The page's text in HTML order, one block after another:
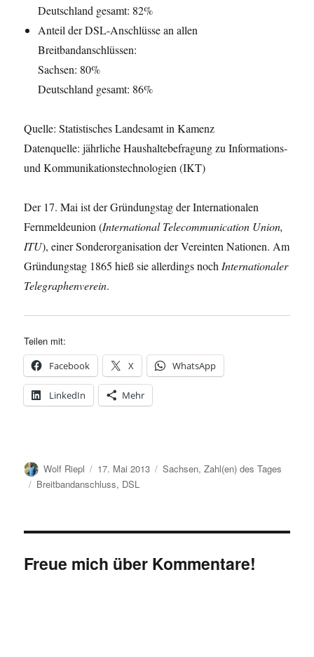
Deutschland gesamt: 82%
Anteil der DSL-Anschlüsse an allen
Breitbandanschlüssen:
Sachsen: 80%
Deutschland gesamt: 86%
Quelle: Statistisches Landesamt in Kamenz
Datenquelle: jährliche Haushaltebefragung zu Informations-
und Kommunikationstechnologien (IKT)
Der 17. Mai ist der Gründungstag der Internationalen
Fernmeldeunion (International Telecommunication Union,
ITU), einer Sonderorganisation der Vereinten Nationen. Am
Gründungstag 1865 hieß sie allerdings noch Internationaler
Telegraphenverein.
Teilen mit:
Facebook X WhatsApp
LinkedIn Mehr
Autor
Wolf Riepl
Veröffentlicht
am
17. Mai 2013 Kategorien
Sachsen,Zahl(en) des Tages
Schlagwörter
Breitbandanschluss, DSL
Freue mich über Kommentare!